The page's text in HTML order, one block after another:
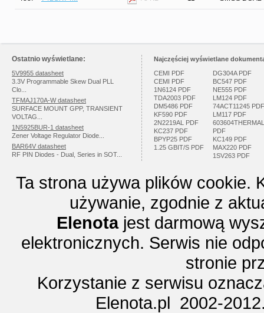
Ostatnio wyświetlane:
5V9955 datasheet
3.3V Programmable Skew Dual PLL
Clo...
TFMAJ170A-W datasheet
SURFACE MOUNT GPP, TRANSIENT
VOLTAG...
1N5925BUR-1 datasheet
Zener Voltage Regulator Diode...
BAR64V datasheet
RF PIN Diodes - Dual, Series in SOT...
Najczęściej wyświetlane
CEMI PDF
CEMI PDF
1N6124 PDF
TDA2003 PDF
DM5486 PDF
KF590 PDF
2N2219AL PDF
KC237 PDF
BPYP25 PDF
1.25 GBIT/S PDF
DG304A PDF
BC547 PDF
NE555 PDF
LM124 PDF
74ACT11245 PDF
LM117 PDF
603604THERMAL
PDF
KC149 PDF
MAX220 PDF
1SV263 PDF
Ta strona używa plików cookie.
używanie, zgodnie z
Elenotajest darmową
elektronicznych. Serwis nie
stronie
Korzystanie z serwisu
Elenota.pl 2002-